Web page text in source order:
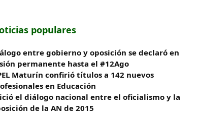
populares
entre gobierno y oposición se declaró en
permanente hasta el #12Ago
Maturín confirió títulos a 142 nuevos
en Educación
el diálogo nacional entre el oficialismo y la
de la AN de 2015